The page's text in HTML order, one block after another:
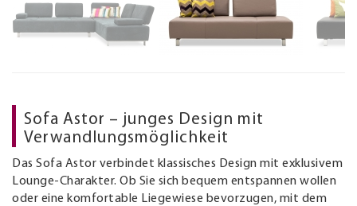
Sofa Astor – junges Design mit
Verwandlungsmöglichkeit
Das Sofa Astor verbindet klassisches Design mit exklusivem
Lounge-Charakter. Ob Sie sich bequem entspannen wollen
oder eine komfortable Liegewiese bevorzugen, mit dem